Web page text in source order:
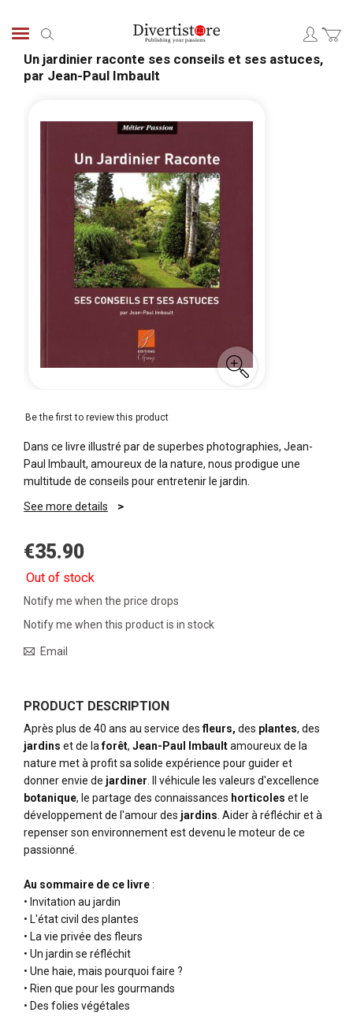
Un jardinier raconte ses conseils et ses astuces,
par Jean-Paul Imbault
Be the first to review this product
Dans ce livre illustré par de superbes photographies, Jean-
Paul Imbault, amoureux de la nature, nous prodigue une
multitude de conseils pour entretenir le jardin.
See more details
€35.90
Out of stock
Notify me when the price drops
Notify me when this product is in stock
Email
PRODUCT DESCRIPTION
Après plus de 40 ans au service desfleurs, des plantes, des
jardins et de laforêt, Jean-Paul Imbaultamoureux de la
nature met à profit sa solide expérience pour guider et
donner envie de jardiner . Il véhicule les valeurs d'excellence
botanique, le partage des connaissances horticoles et le
développement de l'amour des jardins . Aider à réfléchir et à
repenser son environnement est devenu le moteur de ce
passionné.
Au sommaire de ce livre:
• Invitation au jardin
• L'état civil des plantes
• La vie privée des fleurs
• Un jardin se réfléchit
• Une haie, mais pourquoi faire ?
• Rien que pour les gourmands
• Des folies végétales